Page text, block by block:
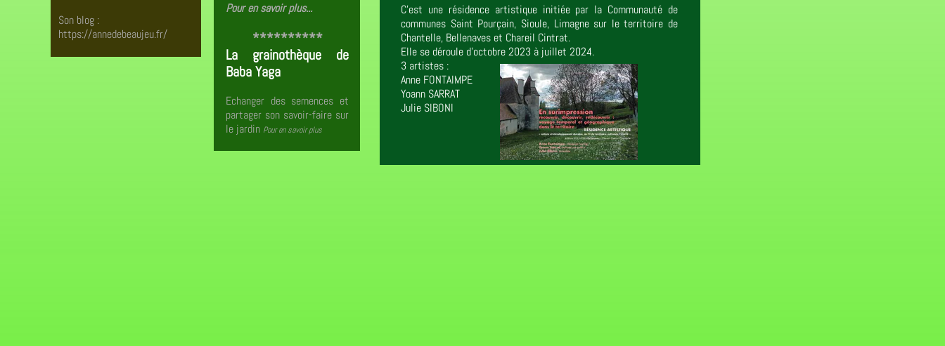
Son blog :
https://annedebeaujeu.fr/
Pour en savoir plus...
**********
La grainothèque de
Baba Yaga
Echanger des semences et
partager son savoir-faire sur
le jardin Pour en savoir plus
C'est une résidence artistique initiée par la Communauté de
communes Saint Pourçain, Sioule, Limagne sur le territoire de
Chantelle, Bellenaves et Chareil Cintrat.
Elle se déroule d'octobre 2023 à juillet 2024.
3 artistes :
Anne FONTAIMPE
Yoann SARRAT
Julie SIBONI